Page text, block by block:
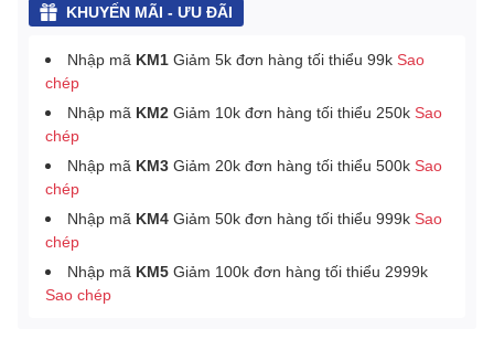
KHUYẾN MÃI - ƯU ĐÃI
Nhập mã KM1 Giảm 5k đơn hàng tối thiểu 99k Sao
chép
Nhập mã KM2 Giảm 10k đơn hàng tối thiểu 250k Sao
chép
Nhập mã KM3 Giảm 20k đơn hàng tối thiểu 500k Sao
chép
Nhập mã KM4 Giảm 50k đơn hàng tối thiểu 999k Sao
chép
Nhập mã KM5 Giảm 100k đơn hàng tối thiểu 2999k
Sao chép